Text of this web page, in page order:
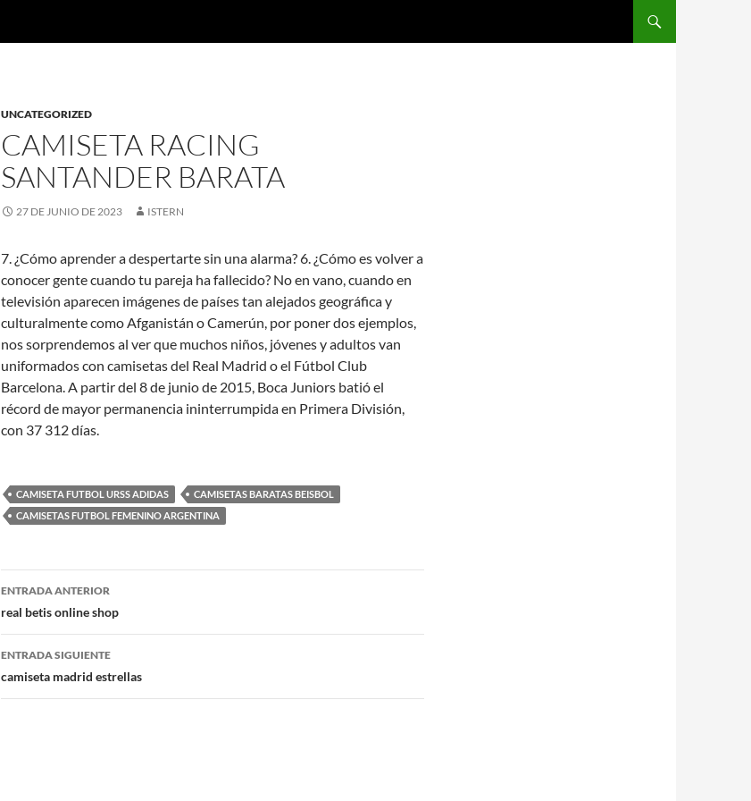
UNCATEGORIZED
CAMISETA RACING
SANTANDER BARATA
27 DE JUNIO DE 2023 ISTERN
7. ¿Cómo aprender a despertarte sin una alarma? 6. ¿Cómo es volver a
conocer gente cuando tu pareja ha fallecido? No en vano, cuando en
televisión aparecen imágenes de países tan alejados geográfica y
culturalmente como Afganistán o Camerún, por poner dos ejemplos,
nos sorprendemos al ver que muchos niños, jóvenes y adultos van
uniformados con camisetas del Real Madrid o el Fútbol Club
Barcelona. A partir del 8 de junio de 2015, Boca Juniors batió el
récord de mayor permanencia ininterrumpida en Primera División,
con 37 312 días.
CAMISETA FUTBOL URSS ADIDAS
CAMISETAS BARATAS BEISBOL
CAMISETAS FUTBOL FEMENINO ARGENTINA
Navegación
de
entradas
ENTRADA ANTERIOR
real betis online shop
ENTRADA SIGUIENTE
camiseta madrid estrellas